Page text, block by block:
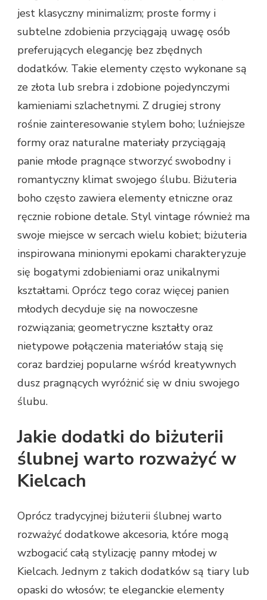
jest klasyczny minimalizm; proste formy i
subtelne zdobienia przyciągają uwagę osób
preferujących elegancję bez zbędnych
dodatków. Takie elementy często wykonane są
ze złota lub srebra i zdobione pojedynczymi
kamieniami szlachetnymi. Z drugiej strony
rośnie zainteresowanie stylem boho; luźniejsze
formy oraz naturalne materiały przyciągają
panie młode pragnące stworzyć swobodny i
romantyczny klimat swojego ślubu. Biżuteria
boho często zawiera elementy etniczne oraz
ręcznie robione detale. Styl vintage również ma
swoje miejsce w sercach wielu kobiet; biżuteria
inspirowana minionymi epokami charakteryzuje
się bogatymi zdobieniami oraz unikalnymi
kształtami. Oprócz tego coraz więcej panien
młodych decyduje się na nowoczesne
rozwiązania; geometryczne kształty oraz
nietypowe połączenia materiałów stają się
coraz bardziej popularne wśród kreatywnych
dusz pragnących wyróżnić się w dniu swojego
ślubu.
Jakie dodatki do biżuterii
ślubnej warto rozważyć w
Kielcach
Oprócz tradycyjnej biżuterii ślubnej warto
rozważyć dodatkowe akcesoria, które mogą
wzbogacić całą stylizację panny młodej w
Kielcach. Jednym z takich dodatków są tiary lub
opaski do włosów; te eleganckie elementy